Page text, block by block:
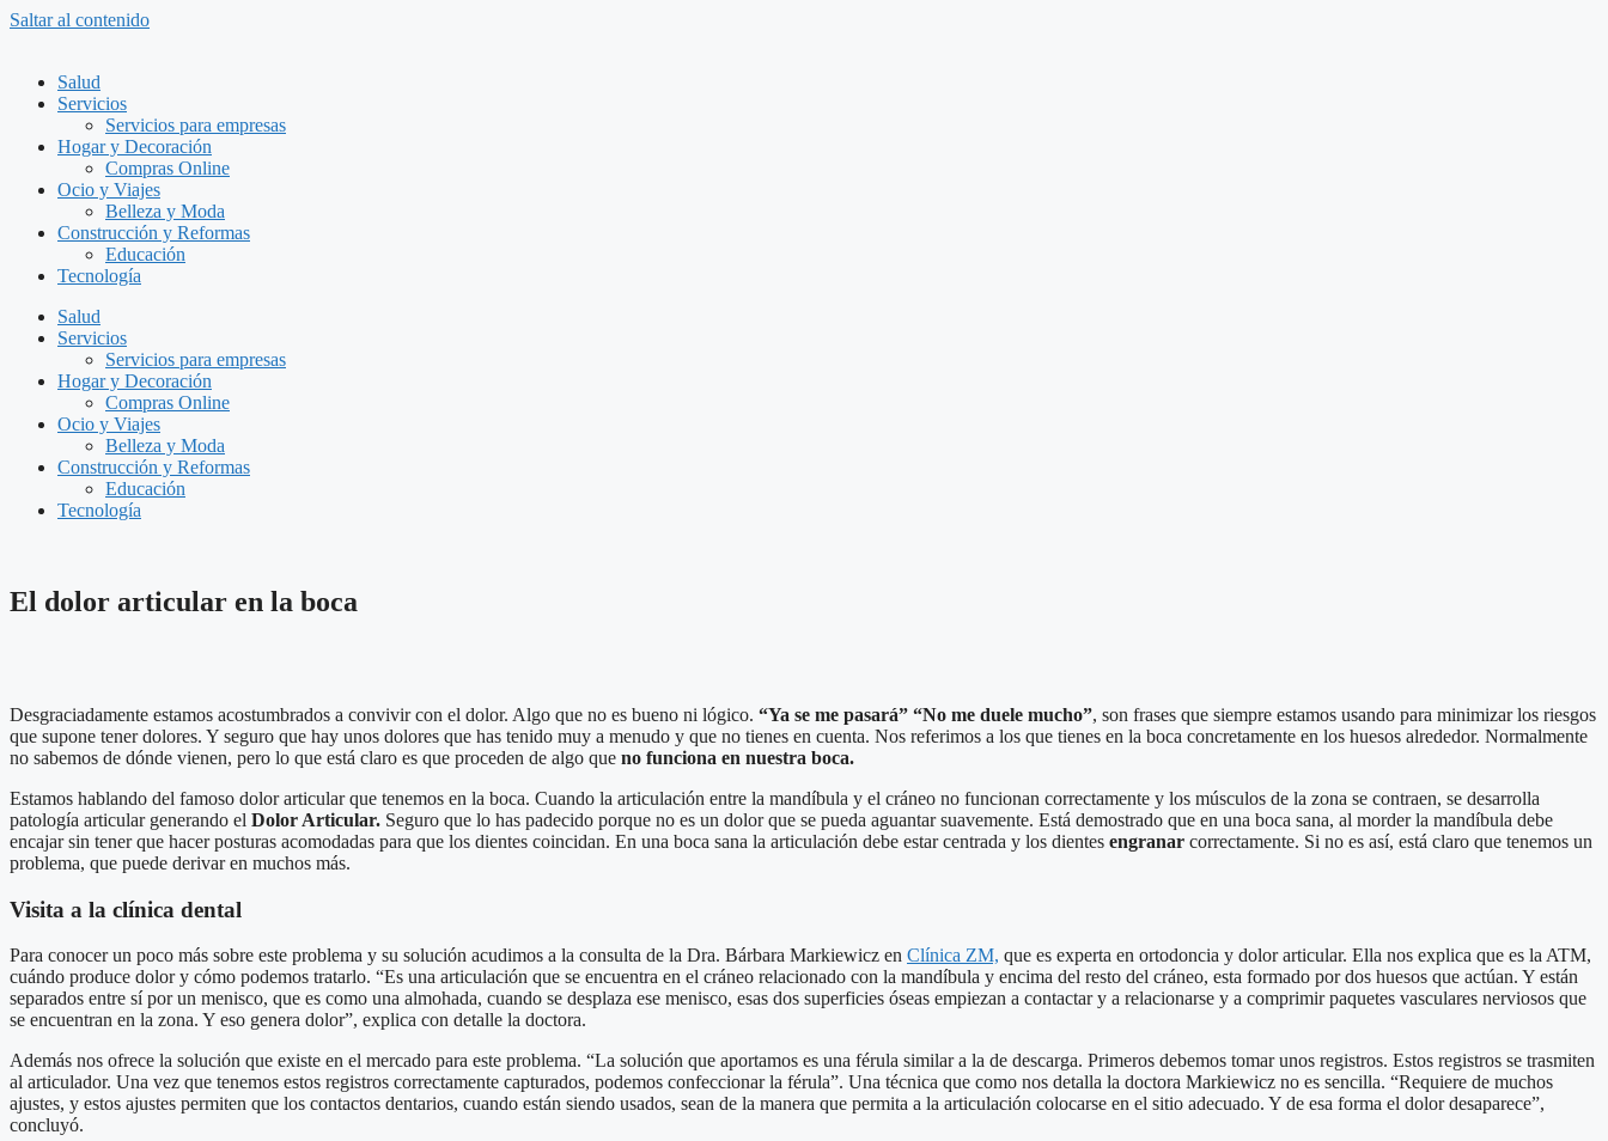
Saltar al contenido
Salud
Servicios
Servicios para empresas
Hogar y Decoración
Compras Online
Ocio y Viajes
Belleza y Moda
Construcción y Reformas
Educación
Tecnología
Salud
Servicios
Servicios para empresas
Hogar y Decoración
Compras Online
Ocio y Viajes
Belleza y Moda
Construcción y Reformas
Educación
Tecnología
El dolor articular en la boca
Desgraciadamente estamos acostumbrados a convivir con el dolor. Algo que no es bueno ni lógico. “Ya se me pasará” “No me duele mucho”, son frases que siempre estamos usando para minimizar los riesgos
que supone tener dolores. Y seguro que hay unos dolores que has tenido muy a menudo y que no tienes en cuenta. Nos referimos a los que tienes en la boca concretamente en los huesos alrededor. Normalmente
no sabemos de dónde vienen, pero lo que está claro es que proceden de algo que no funciona en nuestra boca.
Estamos hablando del famoso dolor articular que tenemos en la boca. Cuando la articulación entre la mandíbula y el cráneo no funcionan correctamente y los músculos de la zona se contraen, se desarrolla
patología articular generando el Dolor Articular. Seguro que lo has padecido porque no es un dolor que se pueda aguantar suavemente. Está demostrado que en una boca sana, al morder la mandíbula debe
encajar sin tener que hacer posturas acomodadas para que los dientes coincidan. En una boca sana la articulación debe estar centrada y los dientes engranar correctamente. Si no es así, está claro que tenemos un
problema, que puede derivar en muchos más.
Visita a la clínica dental
Para conocer un poco más sobre este problema y su solución acudimos a la consulta de la Dra. Bárbara Markiewicz en Clínica ZM, que es experta en ortodoncia y dolor articular. Ella nos explica que es la ATM,
cuándo produce dolor y cómo podemos tratarlo. “Es una articulación que se encuentra en el cráneo relacionado con la mandíbula y encima del resto del cráneo, esta formado por dos huesos que actúan. Y están
separados entre sí por un menisco, que es como una almohada, cuando se desplaza ese menisco, esas dos superficies óseas empiezan a contactar y a relacionarse y a comprimir paquetes vasculares nerviosos que
se encuentran en la zona. Y eso genera dolor”, explica con detalle la doctora.
Además nos ofrece la solución que existe en el mercado para este problema. “La solución que aportamos es una férula similar a la de descarga. Primeros debemos tomar unos registros. Estos registros se trasmiten
al articulador. Una vez que tenemos estos registros correctamente capturados, podemos confeccionar la férula”. Una técnica que como nos detalla la doctora Markiewicz no es sencilla. “Requiere de muchos
ajustes, y estos ajustes permiten que los contactos dentarios, cuando están siendo usados, sean de la manera que permita a la articulación colocarse en el sitio adecuado. Y de esa forma el dolor desaparece”,
concluyó.